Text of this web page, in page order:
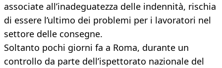
associate all’inadeguatezza delle indennità, rischia
di essere l’ultimo dei problemi per i lavoratori nel
settore delle consegne.
Soltanto pochi giorni fa a Roma, durante un
controllo da parte dell’ispettorato nazionale del